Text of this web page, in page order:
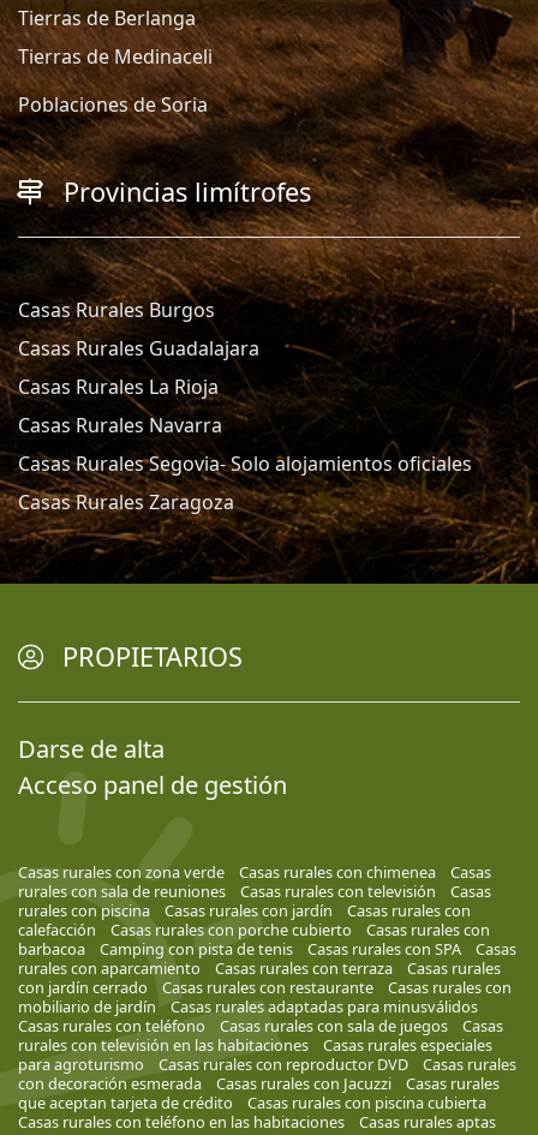
Tierras de Berlanga
Tierras de Medinaceli
Poblaciones de Soria
Provincias limítrofes
Casas Rurales Burgos
Casas Rurales Guadalajara
Casas Rurales La Rioja
Casas Rurales Navarra
Casas Rurales Segovia- Solo alojamientos oficiales
Casas Rurales Zaragoza
PROPIETARIOS
Darse de alta
Acceso panel de gestión
Casas rurales con zona verde Casas rurales con chimenea
Casas
rurales con sala de reuniones
Casas rurales con televisión
Casas
rurales con piscina
Casas rurales con jardín
Casas rurales con
calefacción
Casas rurales con porche cubierto
Casas rurales con
barbacoa
Camping con pista de tenis Casas rurales con SPA
Casas
rurales con aparcamiento
Casas rurales con terraza
Casas rurales
con jardín cerrado
Casas rurales con restaurante
Casas rurales con
mobiliario de jardín
Casas rurales adaptadas para minusválidos
Casas rurales con teléfono
Casas rurales con sala de juegos
Casas
rurales con televisión en las habitaciones
Casas rurales especiales
para agroturismo
Casas rurales con reproductor DVD
Casas rurales
con decoración esmerada
Casas rurales con Jacuzzi
Casas rurales
que aceptan tarjeta de crédito
Casas rurales con piscina cubierta
Casas rurales con teléfono en las habitaciones
Casas rurales aptas